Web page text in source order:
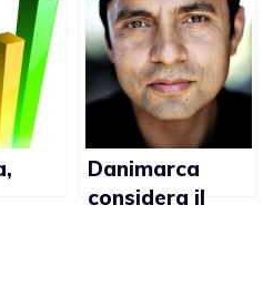
Danimarca
considera il